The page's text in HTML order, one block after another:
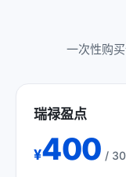
一次性购
瑞禄盈点
¥400 /